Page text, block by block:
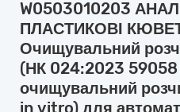
W0503010203
ПЛАСТИКОВІ
Очищувальний
(НК 024:2023
очищувальний
in vitro) для